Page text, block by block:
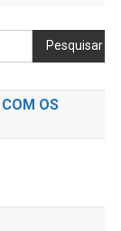
Pesquisar
OS